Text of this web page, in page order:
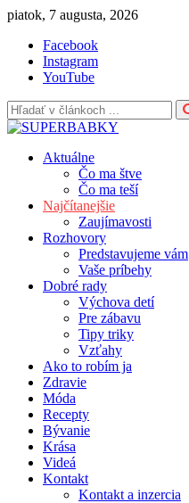
Skip
content
piatok, 7 augusta, 2026
Facebook
Instagram
YouTube
Aktuálne
Čo ma štve
Čo ma teší
Najčítanejšie
Zaujímavosti
Rozhovory
Predstavujeme vám
Vaše príbehy
Dobré rady
Výchova detí
Pre zábavu
Tipy triky
Vzťahy
Ako to robím ja
Zdravie
Móda
Recepty
Bývanie
Krása
Videá
Kontakt
Kontakt a inzercia